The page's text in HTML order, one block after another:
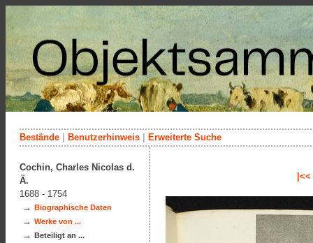
Bestände Benutzerhinweis Erweiterte Suche
|<<
Cochin, Charles Nicolas d.
Ä.
1688 - 1754
→ Biographische Daten
→ Werke von ...
→ Beteiligt an ...